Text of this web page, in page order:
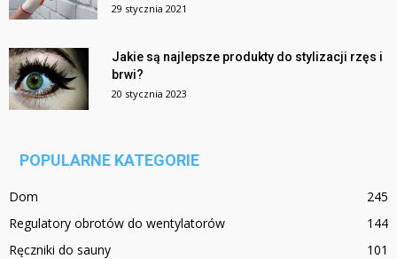
29 stycznia 2021
Jakie są najlepsze produkty do stylizacji rzęs i
brwi?
20 stycznia 2023
POPULARNE KATEGORIE
Dom
245
Regulatory obrotów do wentylatorów
144
Ręczniki do sauny
101